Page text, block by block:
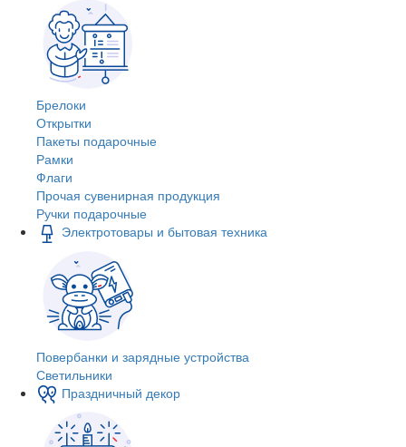
Брелоки
Открытки
Пакеты подарочные
Рамки
Флаги
Прочая сувенирная продукция
Ручки подарочные
Электротовары и бытовая техника
Повербанки и зарядные устройства
Светильники
Праздничный декор